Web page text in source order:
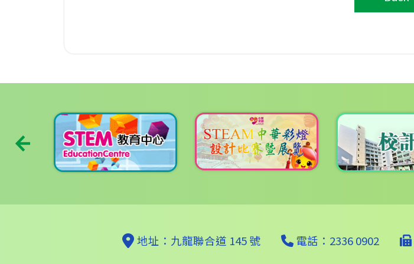
地址：九龍聯合道 145 號 電話：2336 0902